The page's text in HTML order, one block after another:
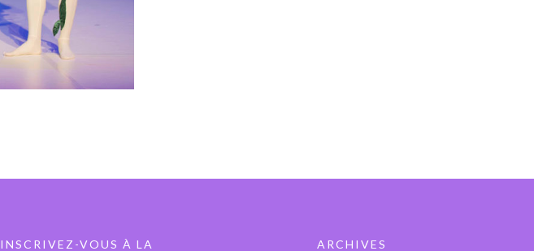
INSCRIVEZ-VOUS À LA ARCHIVES